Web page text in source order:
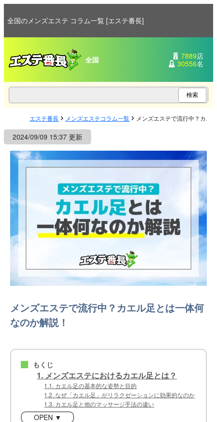
全国のメンズエステ コラム一覧 [エステ番長]
全国 7889店
30556名
エステ番長 メンズエステコラム一覧 メンズエステで流行中？カエ
2024/09/09 15:37 更新
メンズエステで流行中？カエル足とは一体何
なのか解説！
■ もくじ
1. メンズエステにおけるカエル足とは？
1.1. カエル足の基本的な姿勢と目的
1.2. なぜ「カエル足」がリラクゼーションに効果的なのか
1.3. カエル足と他のマッサージ手法の違い
OPEN ▼